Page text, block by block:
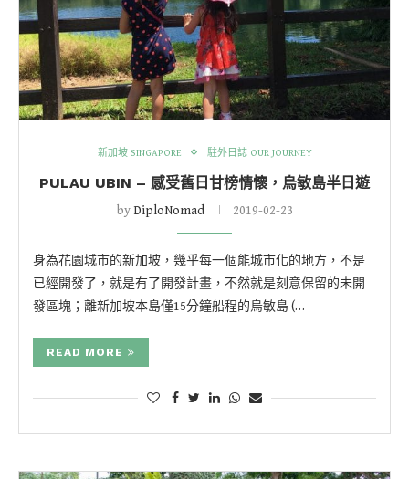
新加坡 SINGAPORE 駐外日誌 OUR JOURNEY
PULAU UBIN – 感受舊日甘榜情懷，烏敏島半日遊
byDiploNomad 2019-02-23
身為花園城市的新加坡，幾乎每一個能城市化的地方，不是
已經開發了，就是有了開發計畫，不然就是刻意保留的未開
發區塊；離新加坡本島僅15分鐘船程的烏敏島 (…
READ MORE